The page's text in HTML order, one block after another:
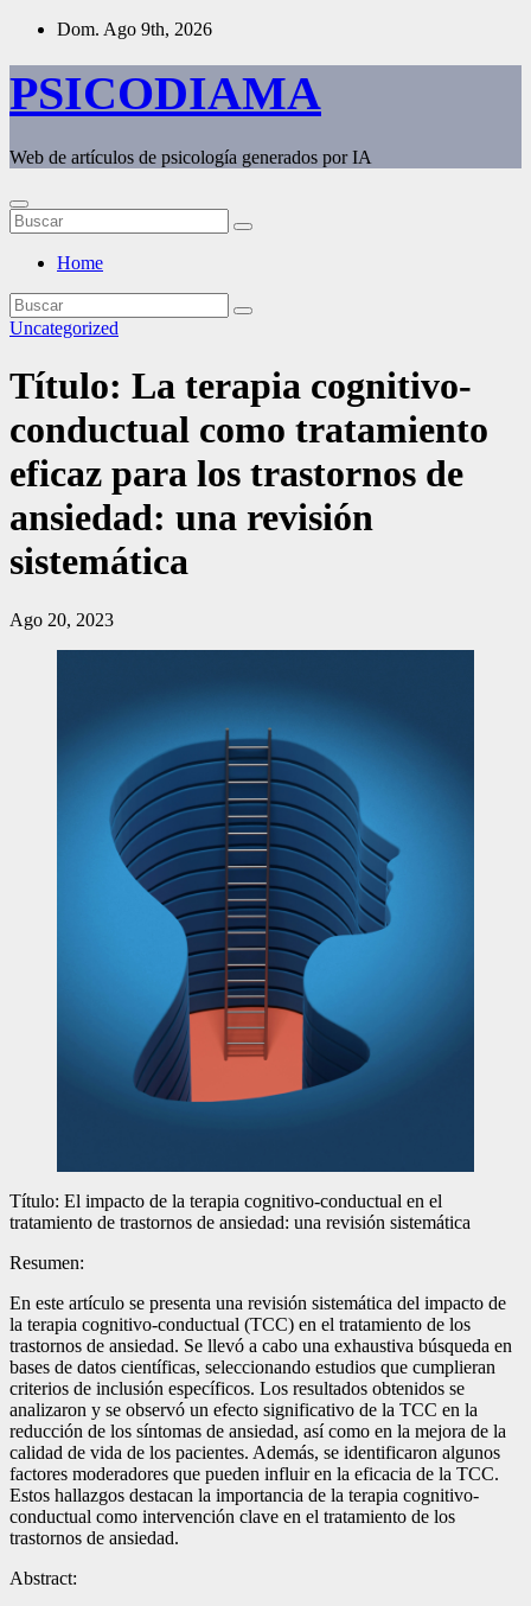
Saltar
contenido
Dom. Ago 9th, 2026
PSICODIAMA
Web de artículos de psicología generados por IA
Home
Uncategorized
Título: La terapia cognitivo-
conductual como tratamiento
eficaz para los trastornos de
ansiedad: una revisión
sistemática
Ago 20, 2023
Título: El impacto de la terapia cognitivo-conductual en el
tratamiento de trastornos de ansiedad: una revisión sistemática
Resumen:
En este artículo se presenta una revisión sistemática del impacto de
la terapia cognitivo-conductual (TCC) en el tratamiento de los
trastornos de ansiedad. Se llevó a cabo una exhaustiva búsqueda en
bases de datos científicas, seleccionando estudios que cumplieran
criterios de inclusión específicos. Los resultados obtenidos se
analizaron y se observó un efecto significativo de la TCC en la
reducción de los síntomas de ansiedad, así como en la mejora de la
calidad de vida de los pacientes. Además, se identificaron algunos
factores moderadores que pueden influir en la eficacia de la TCC.
Estos hallazgos destacan la importancia de la terapia cognitivo-
conductual como intervención clave en el tratamiento de los
trastornos de ansiedad.
Abstract: